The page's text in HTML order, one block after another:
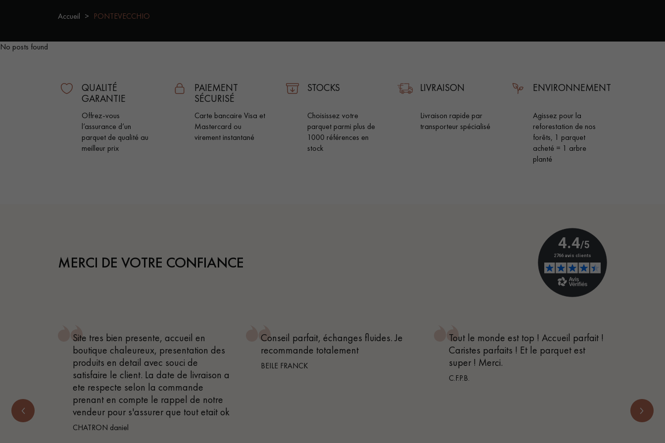
ACCESSOIRES
PARQUET D'INTÉRIEUR
0805 82 82 82
Accueil PONTEVECCHIO
No posts found
QUALITÉ
GARANTIE
Offrez-vous
l’assurance d’un
parquet de qualité au
meilleur prix
PAIEMENT
SÉCURISÉ
Carte bancaire Visa et
Mastercard ou
virement instantané
STOCKS
Choisissez votre
parquet parmi plus de
1000 références en
stock
LIVRAISON
Livraison rapide par
transporteur spécialisé
ENVIRONNEMENT
Agissez pour la
reforestation de nos
forêts, 1 parquet
acheté = 1 arbre
planté
MERCI DE VOTRE CONFIANCE
Site tres bien presente, accueil en
boutique chaleureux, presentation des
produits en detail avec souci de
satisfaire le client. La date de livraison a
ete respecte selon la commande
prenant en compte le rappel de notre
vendeur pour s'assurer que tout etait ok
CHATRON daniel
Conseil parfait, échanges fluides. Je
recommande totalement
BEILE FRANCK
Tout le monde est top ! Accueil parfait !
Caristes parfaits ! Et le parquet est
super ! Merci.
C.F.P.B.